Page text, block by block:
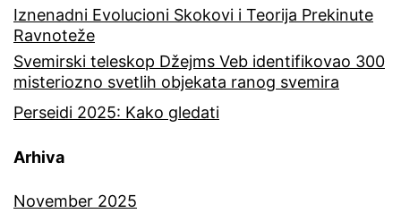
Iznenadni Evolucioni Skokovi i Teorija Prekinute
Ravnoteže
Svemirski teleskop Džejms Veb identifikovao 300
misteriozno svetlih objekata ranog svemira
Perseidi 2025: Kako gledati
Arhiva
November 2025